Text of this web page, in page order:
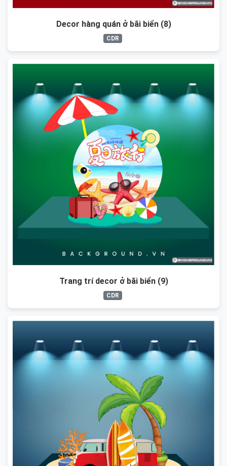
Decor hàng quán ở bãi biển (8)
CDR
Trang trí decor ở bãi biển (9)
CDR